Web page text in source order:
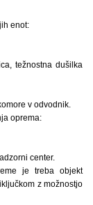
enot:
težnostna dušilka
v odvodnik.
oprema:
center.
je treba objekt
z možnostjo